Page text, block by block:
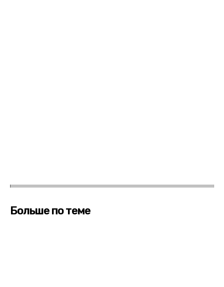
Больше по теме